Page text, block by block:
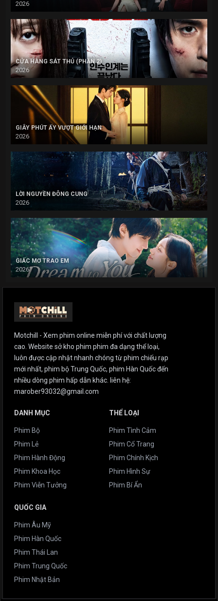
2026
CỬA HÀNG SÁT THỦ (PHẦN 2)
2026
GIÂY PHÚT ẤY VƯỢT GIỚI HẠN
2026
LỜI NGUYỀN ĐÔNG CUNG
2026
GIẤC MƠ TRAO EM
2026
Motchill - Xem phim online miễn phí với chất lượng
cao. Website sở kho phim phim đa dạng thể loại,
luôn được cập nhật nhanh chóng từ phim chiếu rạp
mới nhất, phim bộ Trung Quốc, phim Hàn Quốc đến
nhiều dòng phim hấp dẫn khác. liên hệ:
marober93032@gmail.com
DANH MỤC
Phim Bộ
Phim Lẻ
Phim Hành Động
Phim Khoa Học
Phim Viễn Tưởng
THỂ LOẠI
Phim Tình Cảm
Phim Cổ Trang
Phim Chính Kịch
Phim Hình Sự
Phim Bí Ẩn
QUỐC GIA
Phim Âu Mỹ
Phim Hàn Quốc
Phim Thái Lan
Phim Trung Quốc
Phim Nhật Bản